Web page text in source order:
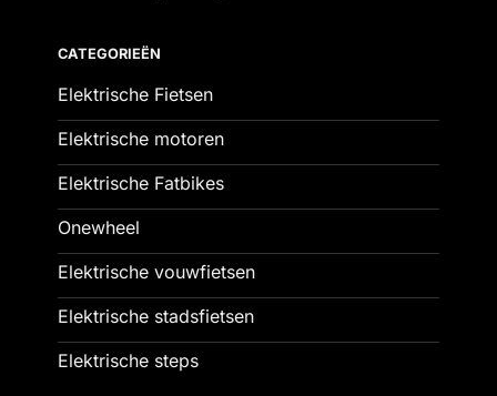
CATEGORIEËN
Elektrische Fietsen
Elektrische motoren
Elektrische Fatbikes
Onewheel
Elektrische vouwfietsen
Elektrische stadsfietsen
Elektrische steps